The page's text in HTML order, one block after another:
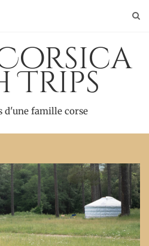
Trips
d'une famille corse